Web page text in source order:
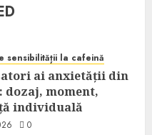
sensibilității la cafeină
ai anxietății din
dozaj, moment,
individuală
0